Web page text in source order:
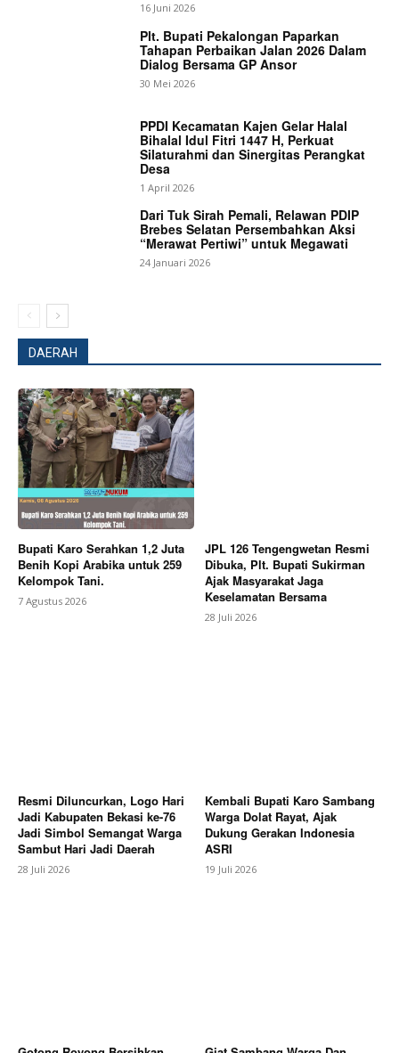
16 Juni 2026
Plt. Bupati Pekalongan Paparkan
Tahapan Perbaikan Jalan 2026 Dalam
Dialog Bersama GP Ansor
30 Mei 2026
PPDI Kecamatan Kajen Gelar Halal
Bihalal Idul Fitri 1447 H, Perkuat
Silaturahmi dan Sinergitas Perangkat
Desa
1 April 2026
Dari Tuk Sirah Pemali, Relawan PDIP
Brebes Selatan Persembahkan Aksi
“Merawat Pertiwi” untuk Megawati
24 Januari 2026
DAERAH
Bupati Karo Serahkan 1,2 Juta
Benih Kopi Arabika untuk 259
Kelompok Tani.
7 Agustus 2026
JPL 126 Tengengwetan Resmi
Dibuka, Plt. Bupati Sukirman
Ajak Masyarakat Jaga
Keselamatan Bersama
28 Juli 2026
Resmi Diluncurkan, Logo Hari
Jadi Kabupaten Bekasi ke-76
Jadi Simbol Semangat Warga
Sambut Hari Jadi Daerah
28 Juli 2026
Kembali Bupati Karo Sambang
Warga Dolat Rayat, Ajak
Dukung Gerakan Indonesia
ASRI
19 Juli 2026